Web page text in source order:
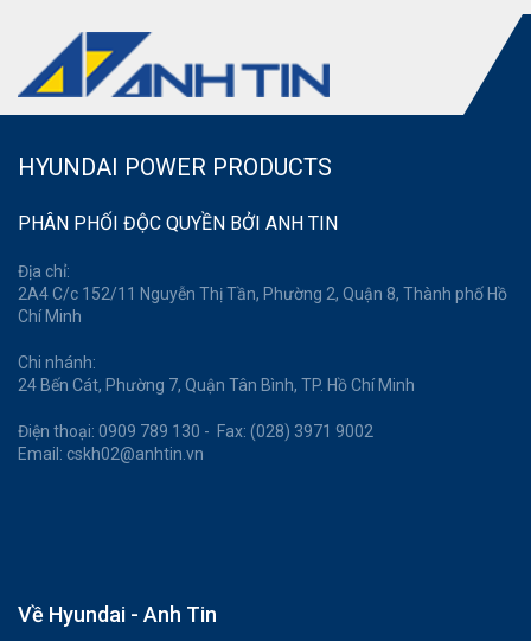
HYUNDAI POWER PRODUCTS
PHÂN PHỐI ĐỘC QUYỀN BỞI ANH TIN
Địa chỉ:
2A4 C/c 152/11 Nguyễn Thị Tần, Phường 2, Quận 8, Thành phố Hồ
Chí Minh
Chi nhánh:
24 Bến Cát, Phường 7, Quận Tân Bình, TP. Hồ Chí Minh
Điện thoại: 0909 789 130 - Fax: (028) 3971 9002
Email: cskh02@anhtin.vn
Về Hyundai - Anh Tin